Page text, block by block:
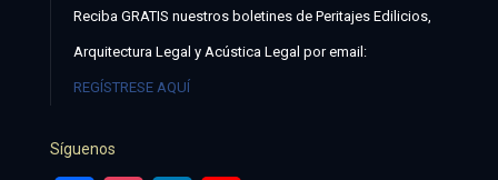
Reciba GRATIS nuestros boletines de Peritajes Edilicios,
Arquitectura Legal y Acústica Legal por email:
REGÍSTRESE AQUÍ
Síguenos